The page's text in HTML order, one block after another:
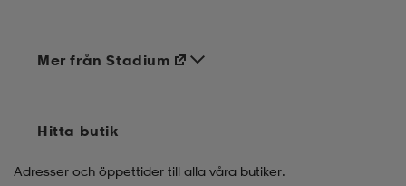
Mer från Stadium
Hitta butik
Adresser och öppettider till alla våra butiker.